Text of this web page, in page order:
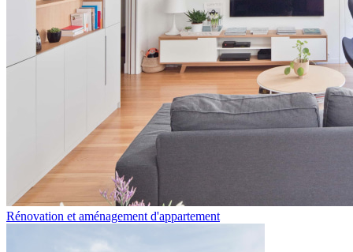
Rénovation et aménagement d'appartement